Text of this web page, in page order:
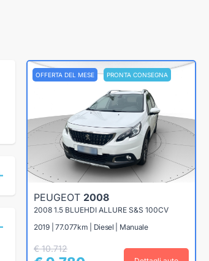
OFFERTA DEL MESE PRONTA CONSEGNA
PEUGEOT 2008
2008 1.5 BLUEHDI ALLURE S&S 100CV
2019 | 77.077km | Diesel | Manuale
€ 10.712